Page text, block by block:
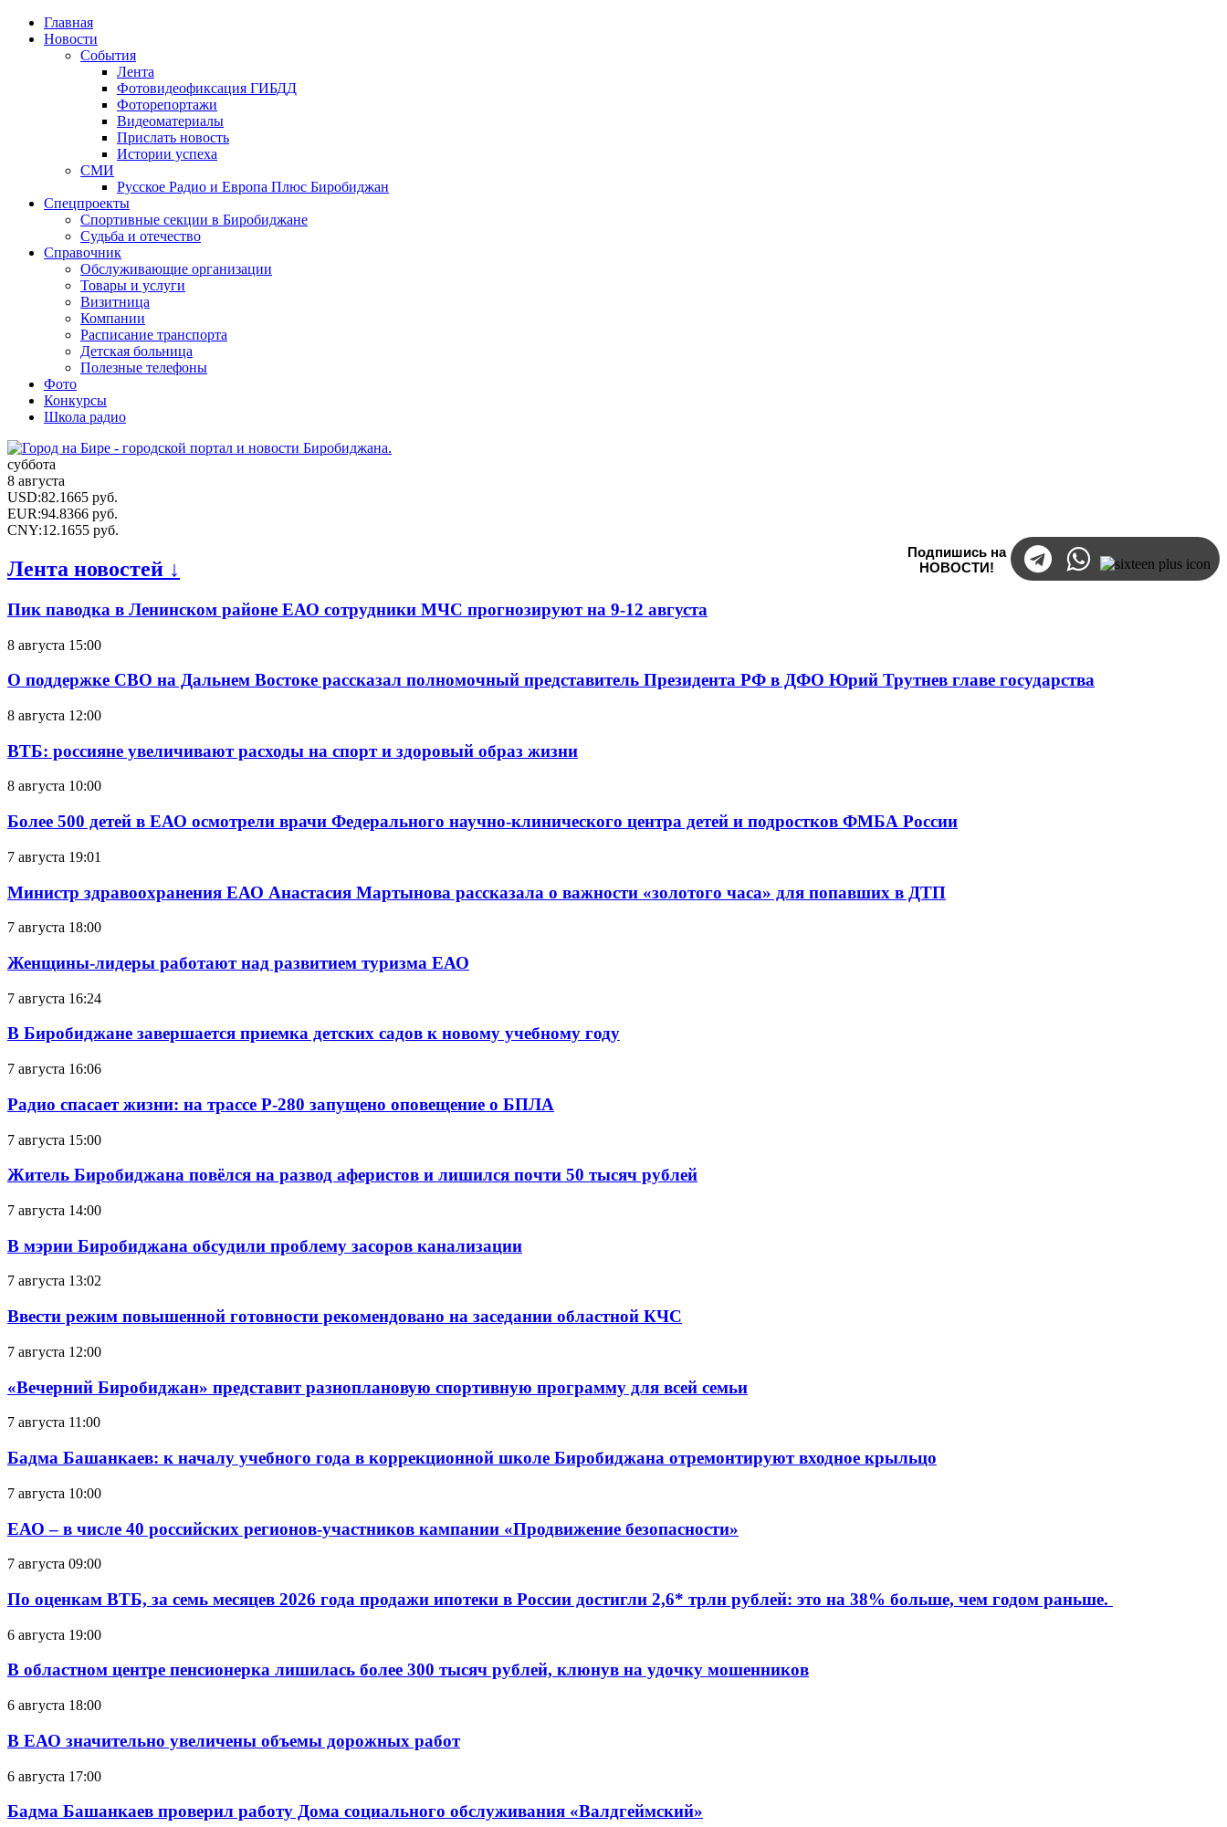
Главная
Новости
События
Лента
Фотовидеофиксация ГИБДД
Фоторепортажи
Видеоматериалы
Прислать новость
Истории успеха
СМИ
Русское Радио и Европа Плюс Биробиджан
Спецпроекты
Спортивные секции в Биробиджане
Судьба и отечество
Справочник
Обслуживающие организации
Товары и услуги
Визитница
Компании
Расписание транспорта
Детская больница
Полезные телефоны
Фото
Конкурсы
Школа радио
суббота
8 августа
USD:82.1665 руб.
EUR:94.8366 руб.
CNY:12.1655 руб.
Подпишись на
НОВОСТИ!
Лента новостей ↓
Пик паводка в Ленинском районе ЕАО сотрудники МЧС прогнозируют на 9-12 августа
8 августа 15:00
О поддержке СВО на Дальнем Востоке рассказал полномочный представитель Президента РФ в ДФО Юрий Трутнев главе государства
8 августа 12:00
ВТБ: россияне увеличивают расходы на спорт и здоровый образ жизни
8 августа 10:00
Более 500 детей в ЕАО осмотрели врачи Федерального научно-клинического центра детей и подростков ФМБА России
7 августа 19:01
Министр здравоохранения ЕАО Анастасия Мартынова рассказала о важности «золотого часа» для попавших в ДТП
7 августа 18:00
Женщины-лидеры работают над развитием туризма ЕАО
7 августа 16:24
В Биробиджане завершается приемка детских садов к новому учебному году
7 августа 16:06
Радио спасает жизни: на трассе Р-280 запущено оповещение о БПЛА
7 августа 15:00
Житель Биробиджана повёлся на развод аферистов и лишился почти 50 тысяч рублей
7 августа 14:00
В мэрии Биробиджана обсудили проблему засоров канализации
7 августа 13:02
Ввести режим повышенной готовности рекомендовано на заседании областной КЧС
7 августа 12:00
«Вечерний Биробиджан» представит разноплановую спортивную программу для всей семьи
7 августа 11:00
Бадма Башанкаев: к началу учебного года в коррекционной школе Биробиджана отремонтируют входное крыльцо
7 августа 10:00
ЕАО – в числе 40 российских регионов-участников кампании «Продвижение безопасности»
7 августа 09:00
По оценкам ВТБ, за семь месяцев 2026 года продажи ипотеки в России достигли 2,6* трлн рублей: это на 38% больше, чем годом раньше.
6 августа 19:00
В областном центре пенсионерка лишилась более 300 тысяч рублей, клюнув на удочку мошенников
6 августа 18:00
В ЕАО значительно увеличены объемы дорожных работ
6 августа 17:00
Бадма Башанкаев проверил работу Дома социального обслуживания «Валдгеймский»